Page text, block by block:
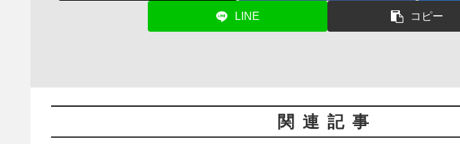
LINE コピー
関連記事